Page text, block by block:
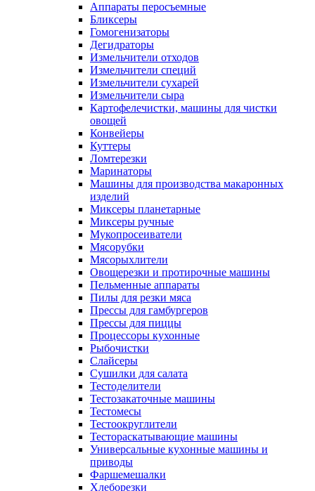
Аппараты перосъемные
Бликсеры
Гомогенизаторы
Дегидраторы
Измельчители отходов
Измельчители специй
Измельчители сухарей
Измельчители сыра
Картофелечистки, машины для чистки
овощей
Конвейеры
Куттеры
Ломтерезки
Маринаторы
Машины для производства макаронных
изделий
Миксеры планетарные
Миксеры ручные
Мукопросеиватели
Мясорубки
Мясорыхлители
Овощерезки и протирочные машины
Пельменные аппараты
Пилы для резки мяса
Прессы для гамбургеров
Прессы для пиццы
Процессоры кухонные
Рыбочистки
Слайсеры
Сушилки для салата
Тестоделители
Тестозакаточные машины
Тестомесы
Тестоокруглители
Тестораскатывающие машины
Универсальные кухонные машины и
приводы
Фаршемешалки
Хлеборезки